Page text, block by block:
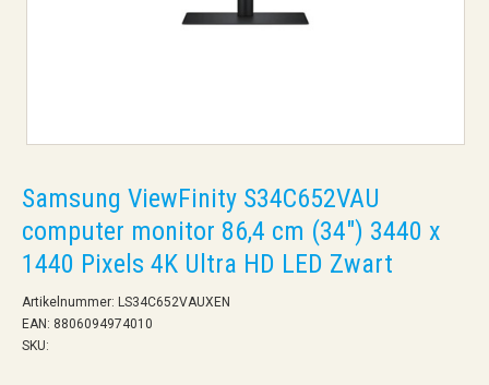
Samsung ViewFinity S34C652VAU
computer monitor 86,4 cm (34") 3440 x
1440 Pixels 4K Ultra HD LED Zwart
Artikelnummer: LS34C652VAUXEN
EAN: 8806094974010
SKU: